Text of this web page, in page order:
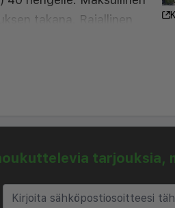
takana. Rajallinen
varustellut huoneet.
puhelin, Internet,
suihku ja wc.
tarjouksia,